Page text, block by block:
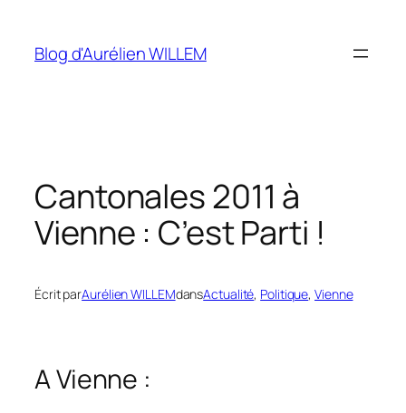
contenu
Blog d'Aurélien WILLEM
Cantonales 2011 à
Vienne : C’est Parti !
Écrit parAurélien WILLEMdansActualité, Politique, Vienne
A Vienne :